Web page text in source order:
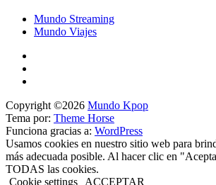
Mundo Streaming
Mundo Viajes
Copyright ©2026 Mundo Kpop
Tema por: Theme Horse
Funciona gracias a: WordPress
Usamos cookies en nuestro sitio web para
más adecuada posible. Al hacer clic en
TODAS las cookies.
Cookie settings
ACCEPTAR